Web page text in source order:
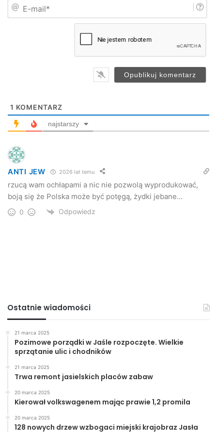
zapytaj@podkarpackie.pl
Jasielskie Stowarzyszenie Przedsiębiorców
miasto powiat unia
m
1 KOMENTARZ
najstarszy
ANTI JEW 2026 lat temu
rzucą wam ochłapami a nic nie pozwolą wyprodukować,
boją się że Polska może być potęgą, żydki jebane…
0 Odpowiedz
Ostatnie wiadomości
21 marca 2025
Pozimowe porządki w Jaśle rozpoczęte. Wielkie
sprzątanie ulic i chodników
21 marca 2025
Trwa remont jasielskich placów zabaw
20 marca 2025
Kierował volkswagenem mając prawie 1,2 promila
20 marca 2025
128 nowych drzew wzbogaci miejski krajobraz Jasła